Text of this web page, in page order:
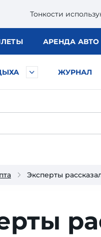
Тонкости
АРЕНДА АВТО
ЖУРНАЛ
Эксперты